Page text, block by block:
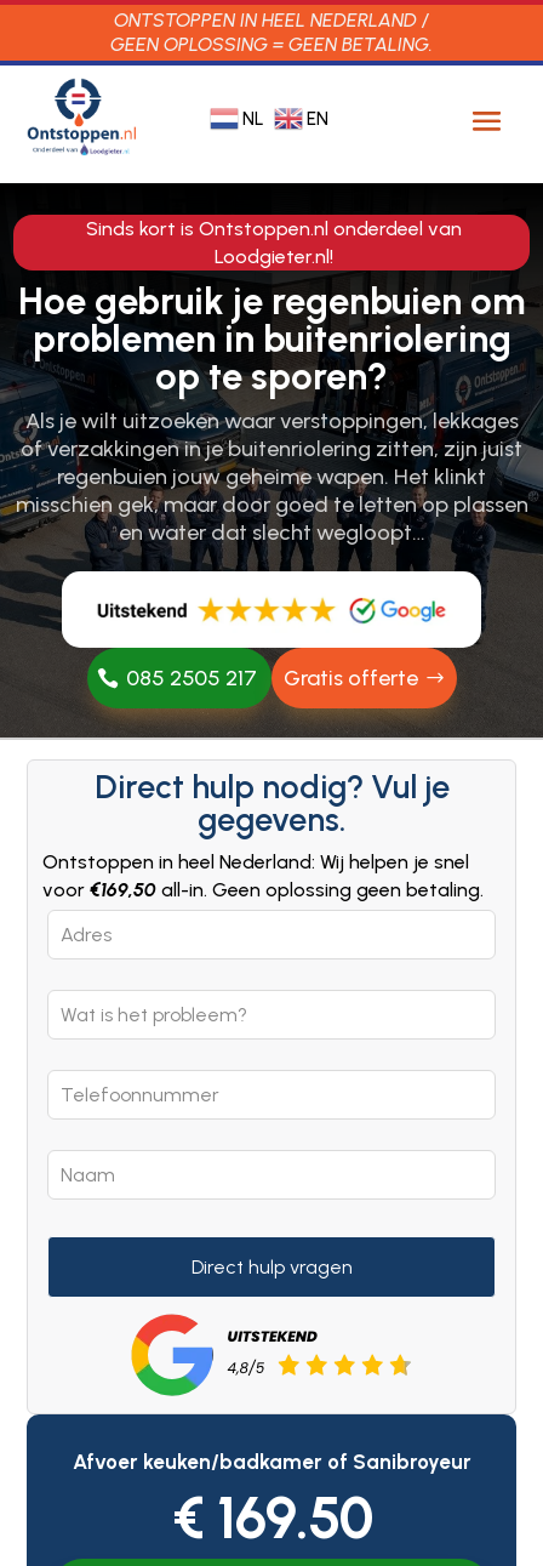
ONTSTOPPEN IN HEEL NEDERLAND /
GEEN OPLOSSING = GEEN BETALING.
NL EN
Sinds kort is Ontstoppen.nl onderdeel van
Loodgieter.nl!
Hoe gebruik je regenbuien om
problemen in buitenriolering
op te sporen?
Als je wilt uitzoeken waar verstoppingen, lekkages
of verzakkingen in je buitenriolering zitten, zijn juist
regenbuien jouw geheime wapen. Het klinkt
misschien gek, maar door goed te letten op plassen
en water dat slecht wegloopt…
085 2505 217 Gratis offerte
Direct hulp nodig? Vul je
gegevens.
Ontstoppen in heel Nederland: Wij helpen je snel
voor€169,50 all-in. Geen oplossing geen betaling.
Leave
this
blank
Direct hulp vragen
Afvoer keuken/badkamer of Sanibroyeur
€ 169.50